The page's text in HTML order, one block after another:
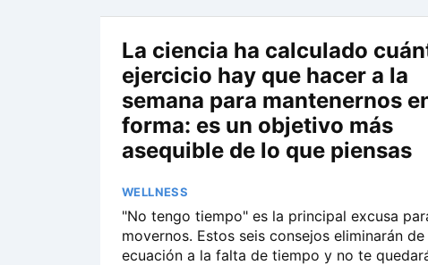
La ciencia ha calculado
ejercicio hay que hacer a la
semana para mantenernos
forma: es un objetivo más
asequible de lo que piensas
WELLNESS
"No tengo tiempo" es la principal excusa
movernos. Estos seis consejos eliminarán de
ecuación a la falta de tiempo y no te